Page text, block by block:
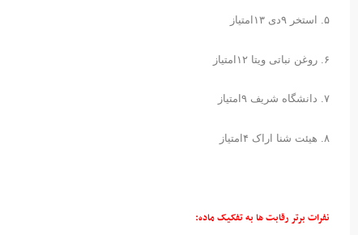
۵. استخر ۹دی ۱۳امتیاز
۶. روغن نباتی ویتا ۱۲امتیاز
۷. دانشگاه شریف ۹امتیاز
۸. هیئت شنا اراک ۴امتیاز
نفرات برتر رقابت ها به تفکیک ماده: